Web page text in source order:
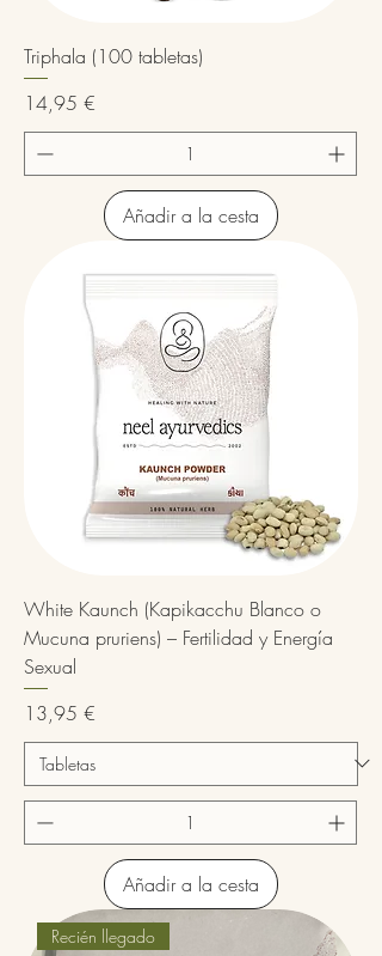
Triphala (100 tabletas)
Precio
14,95 €
Añadir a la cesta
White Kaunch (Kapikacchu Blanco o
Mucuna pruriens) – Fertilidad y Energía
Sexual
Precio
13,95 €
Añadir a la cesta
Recién llegado